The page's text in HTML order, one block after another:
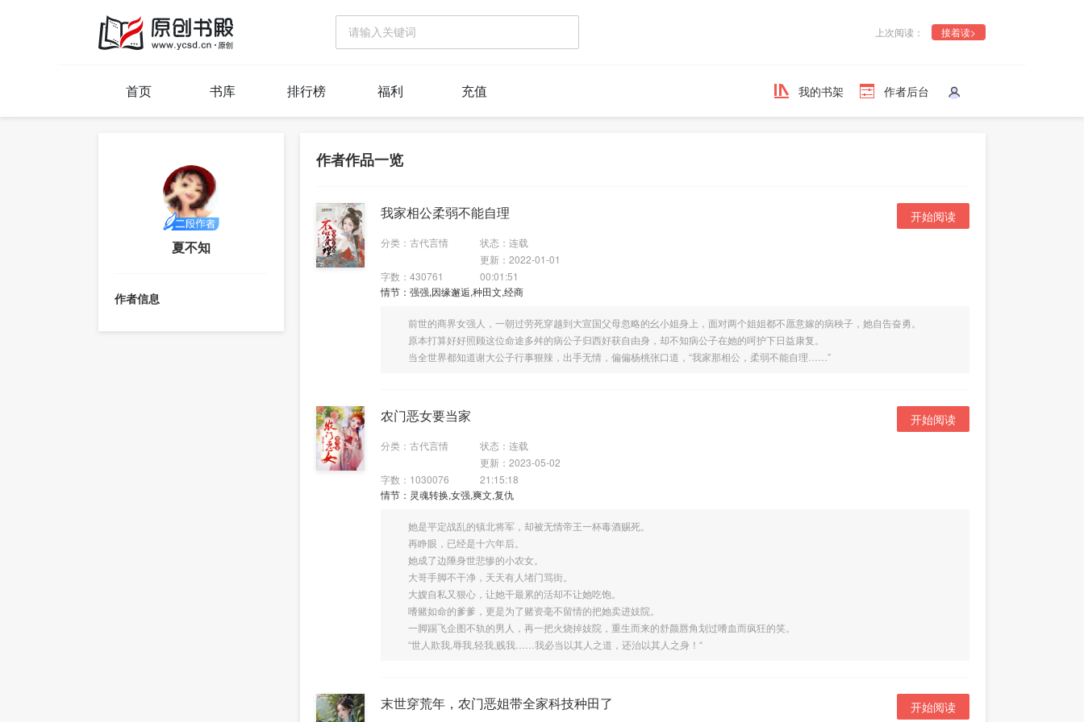
上次阅读： 接着读>
首页 书库 排行榜 福利 充值 我的书架 作者后台
夏不知
作者信息
作者作品一览
我家相公柔弱不能自理
分类：古代言情 状态：连载
字数：430761
更新：2022-01-01
00:01:51
情节：强强,因缘邂逅,种田文,经商
前世的商界女强人，一朝过劳死穿越到大宣国父母忽略的幺小姐身上，面对两个姐姐都不愿意嫁的病秧子，她自告奋勇。
原本打算好好照顾这位命途多舛的病公子归西好获自由身，却不知病公子在她的呵护下日益康复。
当全世界都知道谢大公子行事狠辣，出手无情，偏偏杨桃张口道，“我家那相公，柔弱不能自理……”
开始阅读
农门恶女要当家
分类：古代言情 状态：连载
字数：1030076
更新：2023-05-02
21:15:18
情节：灵魂转换,女强,爽文,复仇
她是平定战乱的镇北将军，却被无情帝王一杯毒酒赐死。
再睁眼，已经是十六年后。
她成了边陲身世悲惨的小农女。
大哥手脚不干净，天天有人堵门骂街。
大嫂自私又狠心，让她干最累的活却不让她吃饱。
嗜赌如命的爹爹，更是为了赌资毫不留情的把她卖进妓院。
一脚踢飞企图不轨的男人，再一把火烧掉妓院，重生而来的舒颜唇角划过嗜血而疯狂的笑。
“世人欺我,辱我,轻我,贱我……我必当以其人之道，还治以其人之身！“
开始阅读
末世穿荒年，农门恶姐带全家科技种田了 开始阅读